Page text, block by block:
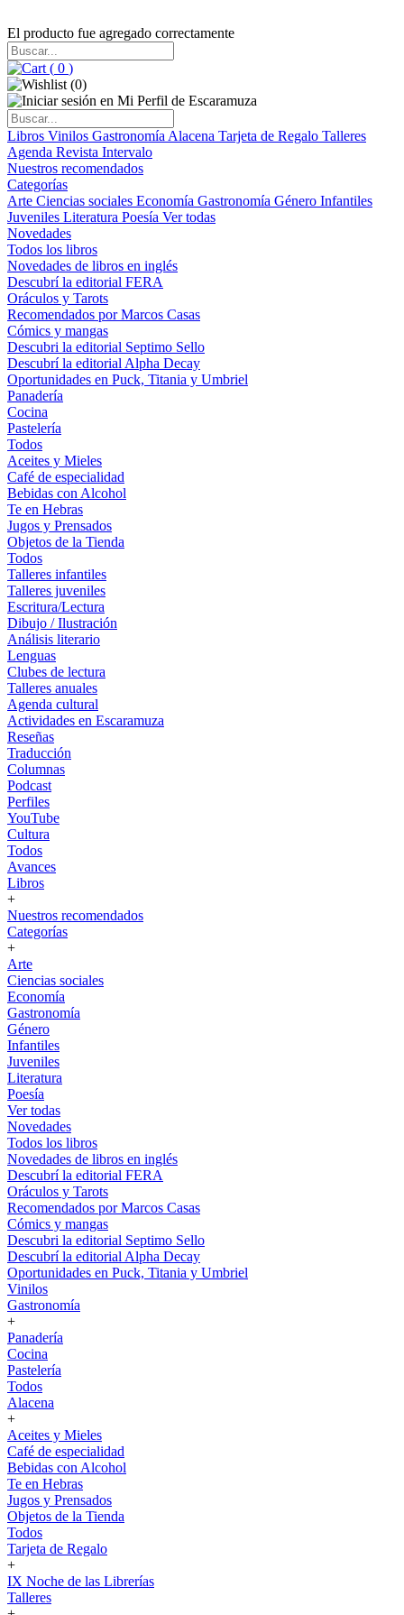
El producto fue agregado correctamente
( 0 )
(0)
Libros Vinilos Gastronomía Alacena Tarjeta de Regalo Talleres
Agenda Revista Intervalo
Nuestros recomendados
Categorías
Arte Ciencias sociales Economía Gastronomía Género Infantiles
Juveniles Literatura Poesía Ver todas
Novedades
Todos los libros
Novedades de libros en inglés
Descubrí la editorial FERA
Oráculos y Tarots
Recomendados por Marcos Casas
Cómics y mangas
Descubri la editorial Septimo Sello
Descubrí la editorial Alpha Decay
Oportunidades en Puck, Titania y Umbriel
Panadería
Cocina
Pastelería
Todos
Aceites y Mieles
Café de especialidad
Bebidas con Alcohol
Te en Hebras
Jugos y Prensados
Objetos de la Tienda
Todos
Talleres infantiles
Talleres juveniles
Escritura/Lectura
Dibujo / Ilustración
Análisis literario
Lenguas
Clubes de lectura
Talleres anuales
Agenda cultural
Actividades en Escaramuza
Reseñas
Traducción
Columnas
Podcast
Perfiles
YouTube
Cultura
Todos
Avances
Libros
+
Nuestros recomendados
Categorías
+
Arte
Ciencias sociales
Economía
Gastronomía
Género
Infantiles
Juveniles
Literatura
Poesía
Ver todas
Novedades
Todos los libros
Novedades de libros en inglés
Descubrí la editorial FERA
Oráculos y Tarots
Recomendados por Marcos Casas
Cómics y mangas
Descubri la editorial Septimo Sello
Descubrí la editorial Alpha Decay
Oportunidades en Puck, Titania y Umbriel
Vinilos
Gastronomía
+
Panadería
Cocina
Pastelería
Todos
Alacena
+
Aceites y Mieles
Café de especialidad
Bebidas con Alcohol
Te en Hebras
Jugos y Prensados
Objetos de la Tienda
Todos
Tarjeta de Regalo
+
IX Noche de las Librerías
Talleres